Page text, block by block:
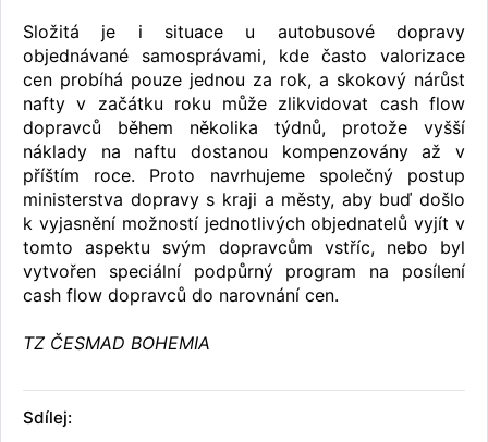
Složitá je i situace u autobusové dopravy
objednávané samosprávami, kde často valorizace
cen probíhá pouze jednou za rok, a skokový nárůst
nafty v začátku roku může zlikvidovat cash flow
dopravců během několika týdnů, protože vyšší
náklady na naftu dostanou kompenzovány až v
příštím roce. Proto navrhujeme společný postup
ministerstva dopravy s kraji a městy, aby buď došlo
k vyjasnění možností jednotlivých objednatelů vyjít v
tomto aspektu svým dopravcům vstříc, nebo byl
vytvořen speciální podpůrný program na posílení
cash flow dopravců do narovnání cen.
TZ ČESMAD BOHEMIA
Sdílej: